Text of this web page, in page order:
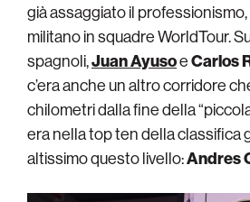
già assaggiato il
militano in squadre WorldTour.
spagnoli,Juan AyusoeCarlos
c’era anche un altro corridore
chilometri dalla fine della
era nella top ten della classifica
altissimo questo livello:Andres